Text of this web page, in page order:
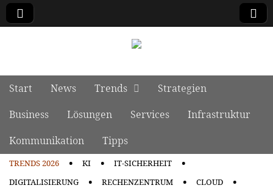
Main menu
Skip to content
Start News Trends
Strategien
Business
Lösungen Services
Infrastruktur
Kommunikation
Tipps
TRENDS 2026 KI
IT-SICHERHEIT
DIGITALISIERUNG
RECHENZENTRUM
CLOUD